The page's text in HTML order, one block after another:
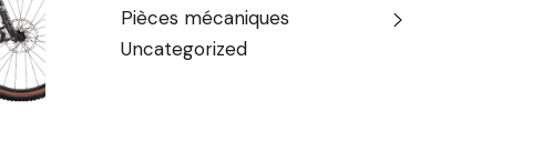
Pièces mécaniques
Uncategorized